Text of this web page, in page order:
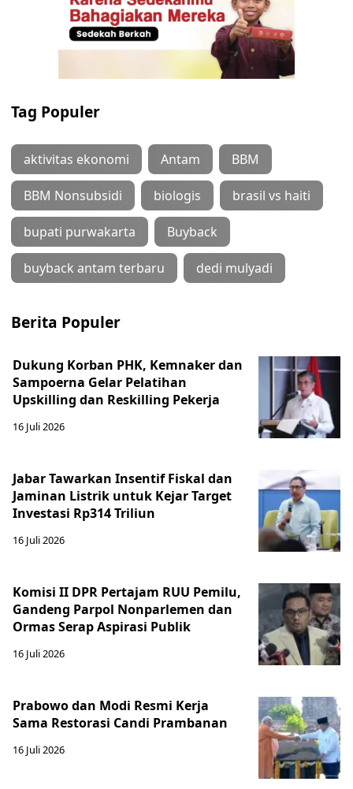
Tag Populer
aktivitas ekonomi Antam BBM
BBM Nonsubsidi biologis brasil vs haiti
bupati purwakarta Buyback
buyback antam terbaru dedi mulyadi
Berita Populer
Dukung Korban PHK, Kemnaker dan
Sampoerna Gelar Pelatihan
Upskilling dan Reskilling Pekerja
16 Juli 2026
Jabar Tawarkan Insentif Fiskal dan
Jaminan Listrik untuk Kejar Target
Investasi Rp314 Triliun
16 Juli 2026
Komisi II DPR Pertajam RUU Pemilu,
Gandeng Parpol Nonparlemen dan
Ormas Serap Aspirasi Publik
16 Juli 2026
Prabowo dan Modi Resmi Kerja
Sama Restorasi Candi Prambanan
16 Juli 2026